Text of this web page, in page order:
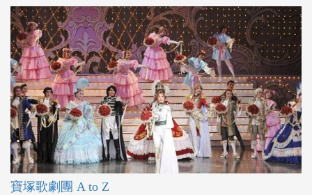
寶塚歌劇團 A to Z